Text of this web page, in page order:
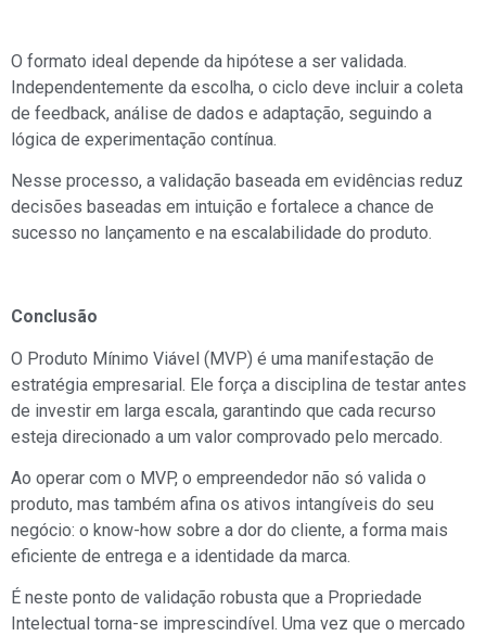
O formato ideal depende da hipótese a ser validada.
Independentemente da escolha, o ciclo deve incluir a coleta
de feedback, análise de dados e adaptação, seguindo a
lógica de experimentação contínua.
Nesse processo, a validação baseada em evidências reduz
decisões baseadas em intuição e fortalece a chance de
sucesso no lançamento e na escalabilidade do produto.
Conclusão
O Produto Mínimo Viável (MVP) é uma manifestação de
estratégia empresarial. Ele força a disciplina de testar antes
de investir em larga escala, garantindo que cada recurso
esteja direcionado a um valor comprovado pelo mercado.
Ao operar com o MVP, o empreendedor não só valida o
produto, mas também afina os ativos intangíveis do seu
negócio: o know-how sobre a dor do cliente, a forma mais
eficiente de entrega e a identidade da marca.
É neste ponto de validação robusta que a Propriedade
Intelectual torna-se imprescindível. Uma vez que o mercado